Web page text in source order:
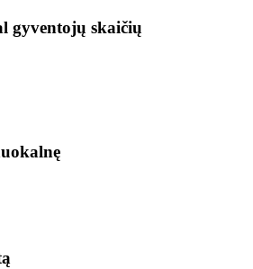
gyventojų skaičių